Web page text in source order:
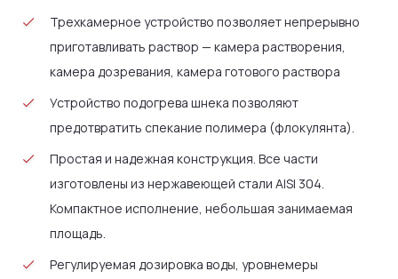
Трехкамерное устройство позволяет непрерывно
приготавливать раствор — камера растворения,
камера дозревания, камера готового раствора
Устройство подогрева шнека позволяют
предотвратить спекание полимера (флокулянта).
Простая и надежная конструкция. Все части
изготовлены из нержавеющей стали AISI 304.
Компактное исполнение, небольшая занимаемая
площадь.
Регулируемая дозировка воды, уровнемеры